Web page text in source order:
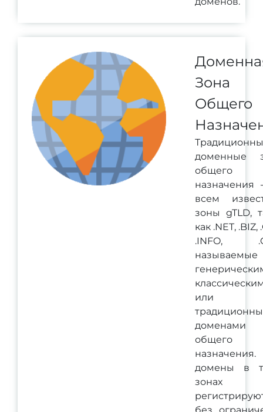
Зона
Общего
доменные
общего
назначения
всем
зоны gTLD,
как .NET, .BIZ,
.INFO,
называемые
или
доменами
общего
домены в
зонах